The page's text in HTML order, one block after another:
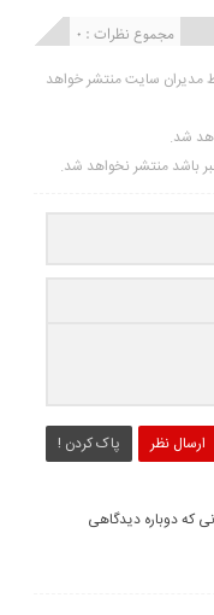
مجموع نظرات : 0
مدیران سایت منتشر خواهد
شد.
باشد منتشر نخواهد شد.
ارسال نظر پاک کردن !
که دوباره دیدگاهی